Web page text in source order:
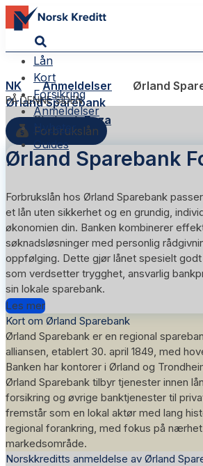
Lån
Kort
Forsikring
Anmeldelser
Nyheter
Guides
NK Anmeldelser Ørland
PÅ DENNE SIDEN
Ørland Sparebank
Skribent:Reza
Forbrukslån
Ørland Sparebank
Forbrukslån hos Ørland Sparebank
et lån uten sikkerhet og en grundig,
økonomien din. Banken kombinerer
søknadsløsninger med personlig
oppfølging. Dette gjør lånet spesielt
som verdsetter trygghet, ansvarlig
sin lokale sparebank.
Les mer
Kort om Ørland Sparebank
Ørland Sparebank er en regional
alliansen, etablert 30. april 1849, med
Banken har kontorer i Ørland og
Ørland Sparebank tilbyr tjenester innen
forsikring og øvrige banktjenester til
fremstår som en lokal aktør med lang
regional forankring, med fokus på
markedsområde.
Norskkreditts anmeldelse av Ørland